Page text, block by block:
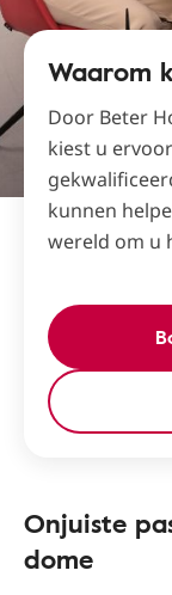
Waarom
Door Beter
kiest u
kunnen
wereld om u
Onjuiste
dome